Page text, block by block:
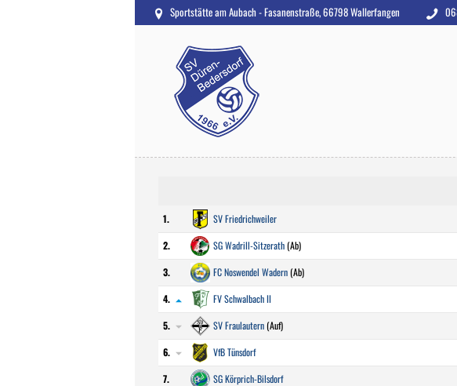
Sportstätte am Aubach - Fasanenstraße, 66798 Wallerfangen
1. SV Friedrichweiler
2.
SG Wadrill-Sitzerath(Ab)
3.
FC Noswendel Wadern(Ab)
4.
FV Schwalbach II
5.
SV Fraulautern(Auf)
6.
VfB Tünsdorf
7.
SG Körprich-Bilsdorf